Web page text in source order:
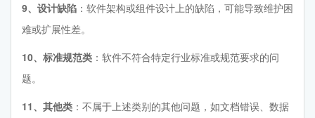
9、设计缺陷 ：软件架构或组件设计上的缺陷，可能导致维护困
难或扩展性差。
10、标准规范类 ：软件不符合特定行业标准或规范要求的问
题。
11、其他类 ：不属于上述类别的其他问题，如文档错误、数据